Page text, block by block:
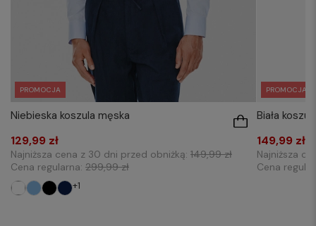
PROMOCJA
Niebieska koszula męska
129,99 zł
Najniższa cena z 30 dni przed obniżką: 149,99 zł
Cena regularna: 299,99 zł
+1
PROMOCJA
Biała
149,99 zł
Najniższa
Cena